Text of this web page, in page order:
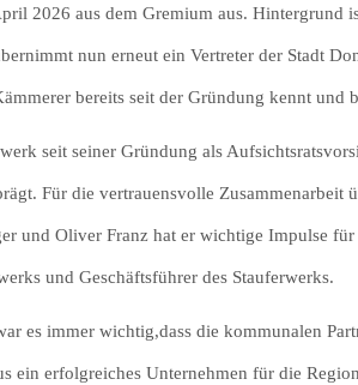
2026 aus dem Gremium aus. Hintergrund
nun erneut ein Vertreter der Stadt
bereits seit der Gründung kennt und
seit seiner Gründung als
Für die vertrauensvolle
und Oliver Franz hat er wichtige Impulse
und Geschäftsführer des Stauferwerks.
es immer wichtig,dass die kommunalen
ein erfolgreiches Unternehmen für die